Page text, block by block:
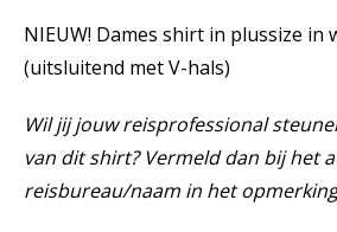
NIEUW! Dames shirt in plussize in
(uitsluitend met V-hals)
Wil jij jouw reisprofessional
van dit shirt? Vermeld dan bij het
reisbureau/naam in het